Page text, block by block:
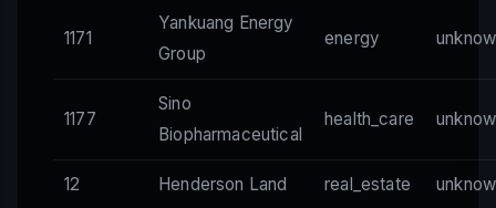
1171
Yankuang Energy
Group
energy
1177
Sino
Biopharmaceutical
health_care
12 Henderson Land real_estate